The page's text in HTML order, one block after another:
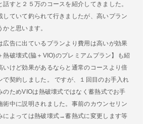
話すと２５万のコースを紹介してきました。
していて釣られて行きましたが、高いプラン
と思います。
広告に出ているプランより費用は高いが効果
熱破壊式(脇＋VIO)のプレミアムプラン】も紹
いけど効果があるならと通常のコースより倍
で契約しました。 ですが、１回目のお手入れ
のためVIOは熱破壊式ではなく蓄熱式でお手
術中に説明されました。事前のカウンセリン
によっては熱破壊式→蓄熱式に変更します等